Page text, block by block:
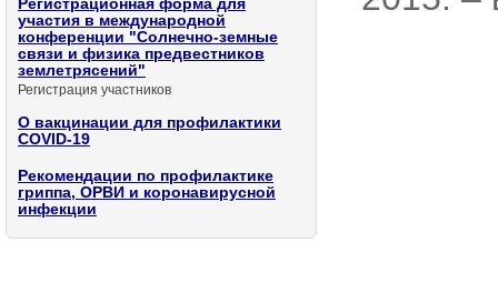
Регистрационная форма для
участия в международной
конференции "Солнечно-земные
связи и физика предвестников
землетрясений"
Регистрация участников
О вакцинации для профилактики
COVID-19
Рекомендации по профилактике
гриппа, ОРВИ и коронавирусной
инфекции